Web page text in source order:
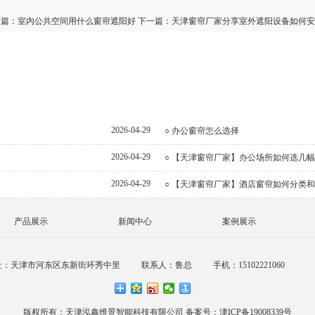
： 室内公共空间用什么窗帘遮阳好下一篇： 天津窗帘厂家分享室外遮阳设备如何
2026-04-29 ○ 办公窗帘怎么选择
2026-04-29 ○ 【天津窗帘厂家】办公场所如何选几
2026-04-29 ○ 【天津窗帘厂家】酒店窗帘如何分类
产品展示 新闻中心 案例展示
：天津市河东区东新街环秀中里 联系人：鲁总 手机：15102221060
版权所有：天津泓鑫维景智能科技有限公司 备案号：津ICP备19008339号